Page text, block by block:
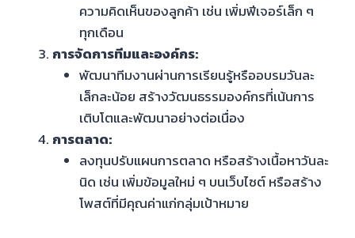
ความคิดเห็นของลูกค้า เช่น เพิ่มฟีเจอร์เล็ก ๆ
ทุกเดือน
การจัดการทีมและองค์กร:
พัฒนาทีมงานผ่านการเรียนรู้หรืออบรมวันละ
เล็กละน้อย สร้างวัฒนธรรมองค์กรที่เน้นการ
เติบโตและพัฒนาอย่างต่อเนื่อง
การตลาด:
ลงทุนปรับแผนการตลาด หรือสร้างเนื้อหาวันละ
นิด เช่น เพิ่มข้อมูลใหม่ ๆ บนเว็บไซต์ หรือสร้าง
โพสต์ที่มีคุณค่าแก่กลุ่มเป้าหมาย